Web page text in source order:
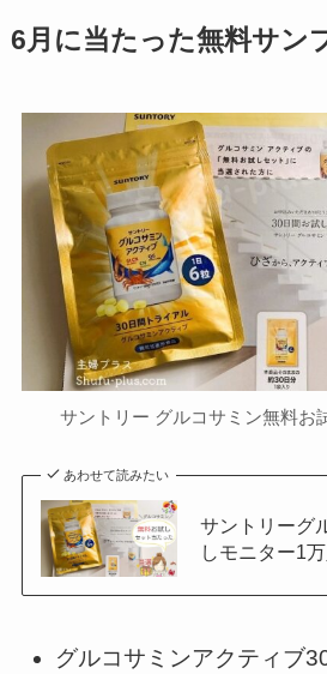
6月に当たった無料サン
サントリー グルコサミン無料お
あわせて読みたい
サントリーグ
しモニター1
グルコサミンアクティブ